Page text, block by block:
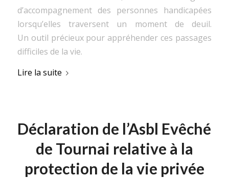
d’accompagnement des personnes handicapées
lorsqu’elles traversent un moment de deuil.
Un outil précieux pour appréhender ces passages
difficiles de la vie.
Lire la suite
Déclaration de l’Asbl Evêché
de Tournai relative à la
protection de la vie privée